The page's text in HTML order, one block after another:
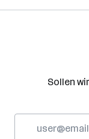
Sollen